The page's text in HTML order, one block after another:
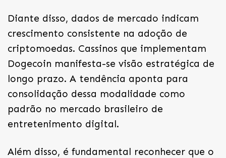
Diante disso, dados de mercado indicam
crescimento consistente na adoção de
criptomoedas. Cassinos que implementam
Dogecoin manifesta-se visão estratégica de
longo prazo. A tendência aponta para
consolidação dessa modalidade como
padrão no mercado brasileiro de
entretenimento digital.
Além disso, é fundamental reconhecer que o